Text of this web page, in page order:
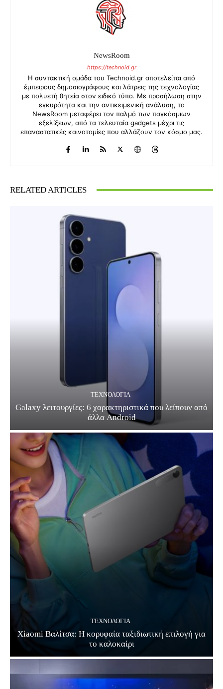
NewsRoom
https://technoid.gr
Η συντακτική ομάδα του Technoid.gr αποτελείται από
έμπειρους δημοσιογράφους και λάτρεις της τεχνολογίας
με πολυετή θητεία στον ειδικό τύπο. Με προσήλωση στην
εγκυρότητα και την αντικειμενική ανάλυση, το
NewsRoom μεταφέρει τον παλμό των παγκόσμιων
εξελίξεων, από τα τελευταία gadgets μέχρι τις
επαναστατικές καινοτομίες που αλλάζουν τον κόσμο μας.
RELATED ARTICLES
ΤΕΧΝΟΛΟΓΊΑ
Galaxy λειτουργίες: 6 χαρακτηριστικά που λείπουν από
άλλα Android
ΤΕΧΝΟΛΟΓΊΑ
Xiaomi Βαλίτσα: Η κορυφαία ταξιδιωτική επιλογή για
το καλοκαίρι